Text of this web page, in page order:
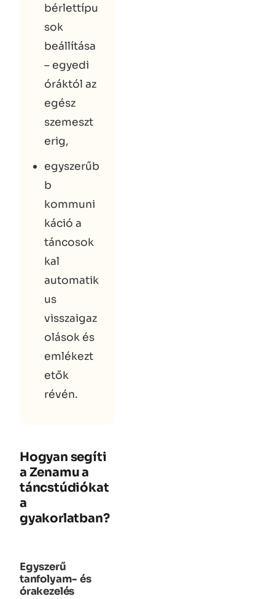
bérlettípu
sok
beállítása
– egyedi
óráktól az
egész
szemeszt
erig,
egyszerűb
b
kommuni
káció a
táncosok
kal
automatik
us
visszaigaz
olások és
emlékezt
etők
révén.
Hogyan segíti
a Zenamu a
táncstúdiókat
a
gyakorlatban?
Egyszerű
tanfolyam- és
órakezelés